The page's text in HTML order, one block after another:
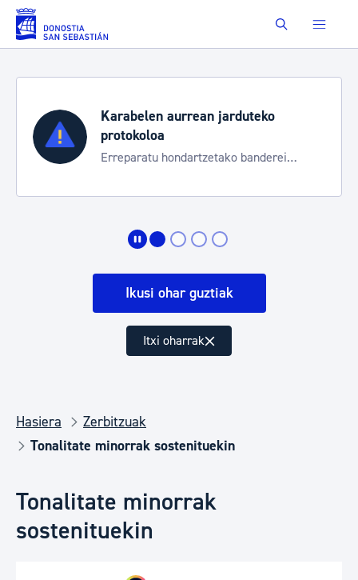
Eduki nagusira joan Buscar
Karabelen aurrean jarduteko
protokoloa
Erreparatu hondartzetako banderei
Ikusi ohar guztiak
Itxi oharrak
Hasiera
Zerbitzuak
Tonalitate minorrak sostenituekin
Tonalitate minorrak
sostenituekin